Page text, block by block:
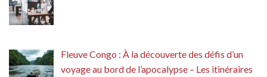
Fleuve Congo : À la découverte des défis d’un
voyage au bord de l’apocalypse – Les itinéraires